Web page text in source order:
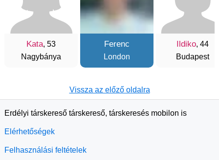
Kata, 53
Nagybánya
Ferenc
London
Ildiko, 44
Budapest
Vissza az előző oldalra
Erdélyi társkereső társkereső, társkeresés mobilon is
Elérhetőségek
Felhasználási feltételek